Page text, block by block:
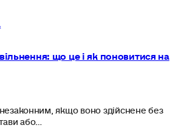
що це і як поновитися на
якщо воно здійснене без
або…